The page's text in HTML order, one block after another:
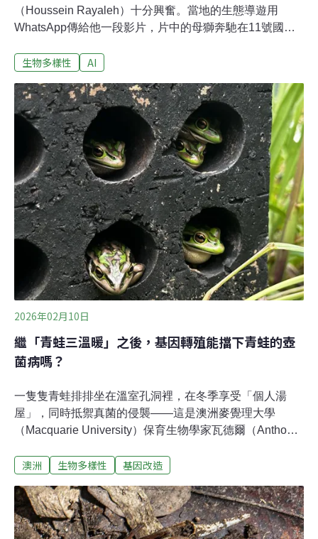
（Houssein Rayaleh）十分興奮。當地的生態導遊用
WhatsApp傳給他一段影片，片中的母獅奔馳在11號國道
地也有獅子了。」拉亞利是保育組織「吉布地自然」
滅絕，已經多年沒有目擊紀錄，他立即傳給國際自然保護
聯盟（IUCN）的專家。「結果證明，那（影片）是假
的。」真假難辨 引發恐慌IUCN貓科專家小組共同主席布
萊頓墨瑟（Urs Breitenmoser）說，從細節看得出來，這
段影片是AI生成的，「影片裡的獅子行為十分怪異，形態
也不正確」。野生生物保育學會（WCS）大貓計畫執行主
任杭特（Luke Hunter）看過後也說，「假的很明顯」。拉
亞利表示，受過專業訓練的人才有辦法分辨那些細節，然
而，影片已經透過Whats
生物多樣性 AI
2026年02月10日
繼「青蛙三溫暖」之後，基因轉殖能擋下青蛙的壺
菌病嗎？
一隻隻青蛙排排坐在溫室孔洞裡，在冬季享受「個人湯
屋」，同時抵禦真菌的侵襲——這是澳洲麥覺理大學
（Macquarie University）保育生物學家瓦德爾（Anthony
命真菌，卻不適用所有青蛙，於是又嘗試透過基因轉殖來
仍是生物界尚未定論的議題。蛙菌病疫情的致命攻擊蛙壺
菌（chytrid fungus）引發的壺菌病（chytridiomycosis）
造成90個物種滅絕，威脅全球500多種青蛙、蠑螈等兩棲
澳洲 生物多樣性 基因改造